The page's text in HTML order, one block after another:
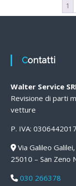
1
Contatti
Walter Service
Revisione di parti
vetture
P. IVA:
Via Galileo
25010 – San Zeno
030 266378